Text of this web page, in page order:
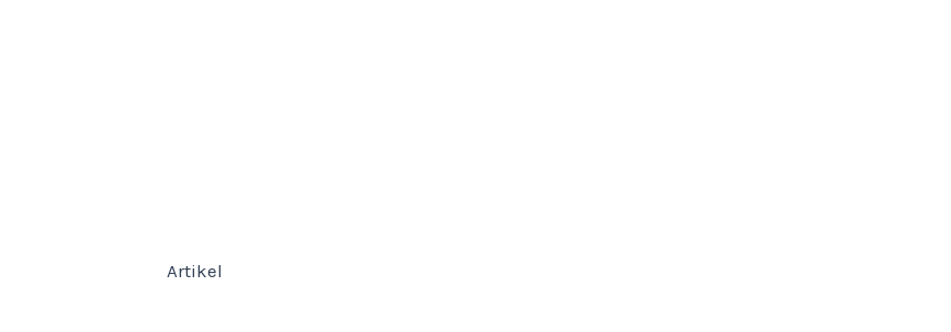
Artikel